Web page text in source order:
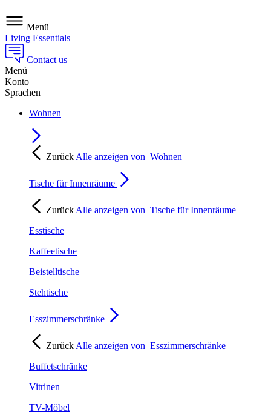
Menü
Living Essentials
Contact us
Menü
Konto
Sprachen
Wohnen
Zurück Alle anzeigen von Wohnen
Tische für Innenräume
Zurück Alle anzeigen von Tische für Innenräume
Esstische
Kaffeetische
Beistelltische
Stehtische
Esszimmerschränke
Zurück Alle anzeigen von Esszimmerschränke
Buffetschränke
Vitrinen
TV-Möbel